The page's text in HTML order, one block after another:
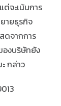
จะเน้นการ
ายธุรกิจ
ดจากการ
องบริษัทยัง
กล่าว